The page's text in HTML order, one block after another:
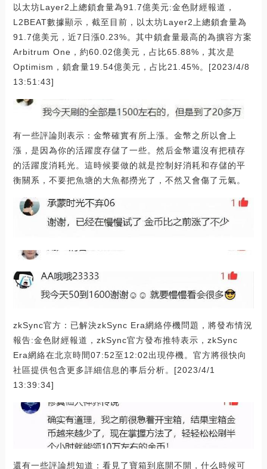
以太坊Layer2上總鎖倉量為91.7億美元:金色財經報道，
L2BEAT數據顯示，截至目前，以太坊Layer2上總鎖倉量為
91.7億美元，近7日漲0.23%。其中鎖倉量最高的為擴容方案
Arbitrum One，約60.02億美元，占比65.88%，其次是
Optimism，鎖倉量19.54億美元，占比21.45%。[2023/4/8
13:51:43]
有一些評論則表示：金幣確實有所上漲。金幣之所以會上
漲，是因為你的活躍度存儲了一些。然后金幣還沒有把積存
的活躍度消耗光。這時候要做的就是控制好消耗和存儲的平
衡關系，不要把魚塘的大魚都撈光了，不然又會傷了元氣。
zkSync官方：已解決zkSync Era網絡停機問題，將發布情況
報告:金色財經報道，zkSync官方發布推特表示，zkSync
Era網絡在北京時間07:52至12:02出現停機。官方將很快向
社區提供包含更多詳細信息的事后分析。[2023/4/1
13:39:34]
還有一些評論想知道：看見了寶箱到底開不開，什么時候可